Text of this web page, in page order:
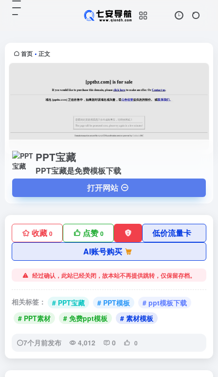
首页 • 正文
PPT宝藏
PPT宝藏是免费模板下载
打开网站
收藏 0 点赞0
低价流量卡
AI账号购买
经过确认，此站已经关闭，故本站不再提供跳转，仅保留存档。
相关标签： # PPT宝藏 # PPT模板
# ppt模板下载
# PPT素材
# 免费ppt模板 # 素材模板
7个月前发布 4,012 0 0